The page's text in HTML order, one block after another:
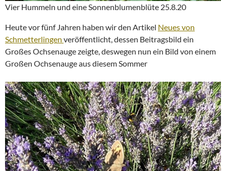
Vier Hummeln und eine Sonnenblumenblüte 25.8.20
Heute vor fünf Jahren haben wir den Artikel Neues von
Schmetterlingen veröffentlicht, dessen Beitragsbild ein
Großes Ochsenauge zeigte, deswegen nun ein Bild von einem
Großen Ochsenauge aus diesem Sommer